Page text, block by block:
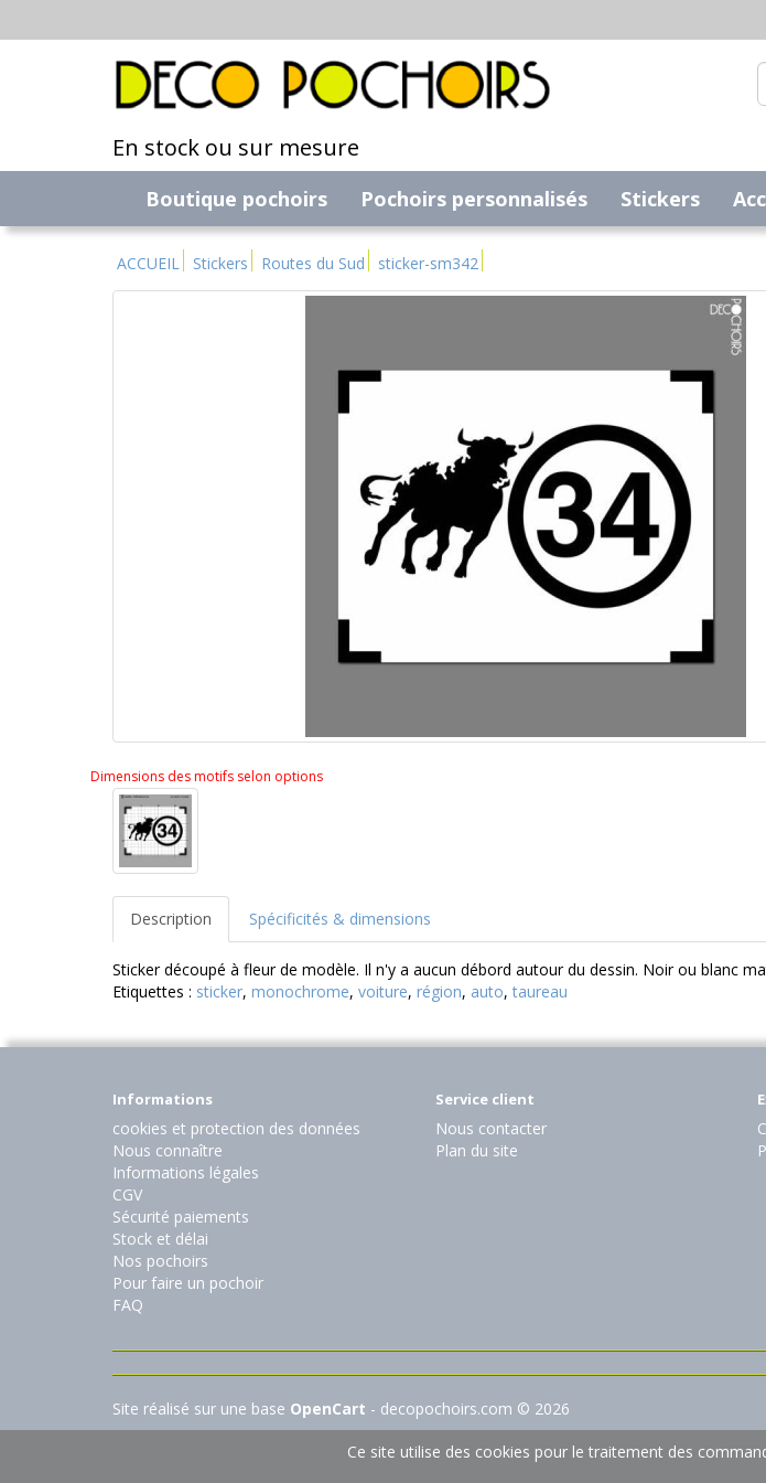
En stock ou sur mesure
Boutique pochoirs Pochoirs personnalisés Stickers
ACCUEIL Stickers Routes du Sud sticker-sm342
Dimensions des motifs selon options
Description Spécificités & dimensions
Sticker découpé à fleur de modèle. Il n'y a aucun débord autour du dessin. Noir ou blanc
Etiquettes : sticker, monochrome, voiture, région, auto,taureau
Informations
cookies et protection des données
Nous connaître
Informations légales
CGV
Sécurité paiements
Stock et délai
Nos pochoirs
Pour faire un pochoir
FAQ
Service client
Nous contacter
Plan du site
Site réalisé sur une base OpenCart - decopochoirs.com © 2026
Ce site utilise des cookies pour le traitement des